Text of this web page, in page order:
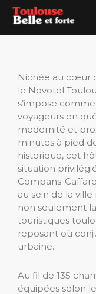
Aller
Nichée au cœur
le Novotel
s’impose
voyageurs en
modernité et
minutes à pied
historique, cet
situation
Compans-
au sein de la
non seulement
touristiques
reposant où
urbaine.
Au fil de 135
équipées selon